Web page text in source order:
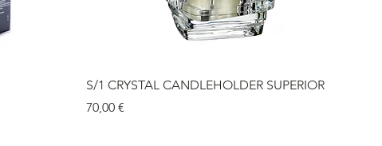
S/1 CRYSTAL CANDLEHOLDER SUPERIOR
Price
70,00 €